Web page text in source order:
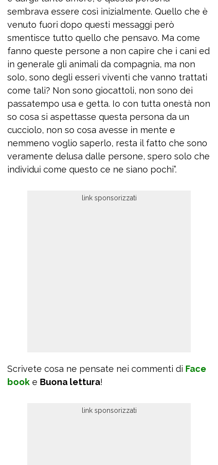
sembrava essere così inizialmente. Quello che è
venuto fuori dopo questi messaggi però
smentisce tutto quello che pensavo. Ma come
fanno queste persone a non capire che i cani ed
in generale gli animali da compagnia, ma non
solo, sono degli esseri viventi che vanno trattati
come tali? Non sono giocattoli, non sono dei
passatempo usa e getta. Io con tutta onestà non
so cosa si aspettasse questa persona da un
cucciolo, non so cosa avesse in mente e
nemmeno voglio saperlo, resta il fatto che sono
veramente delusa dalle persone, spero solo che
individui come questo ce ne siano pochi”.
Scrivete cosa ne pensate nei commenti di Face
book e Buona lettura!